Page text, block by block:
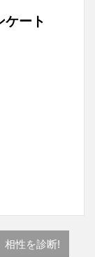
ケート
相性を診断!